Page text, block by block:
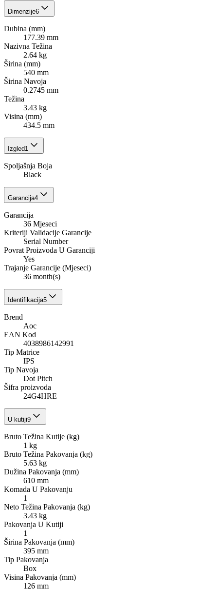
Dimenzije6
Dubina (mm)
177.39 mm
Nazivna Težina
2.64 kg
Širina (mm)
540 mm
Širina Navoja
0.2745 mm
Težina
3.43 kg
Visina (mm)
434.5 mm
Izgled1
Spoljašnja Boja
Black
Garancija4
Garancija
36 Mjeseci
Kriteriji Validacije Garancije
Serial Number
Povrat Proizvoda U Garanciji
Yes
Trajanje Garancije (Mjeseci)
36 month(s)
Identifikacija5
Brend
Aoc
EAN Kod
4038986142991
Tip Matrice
IPS
Tip Navoja
Dot Pitch
Šifra proizvoda
24G4HRE
U kutiji9
Bruto Težina Kutije (kg)
1 kg
Bruto Težina Pakovanja (kg)
5.63 kg
Dužina Pakovanja (mm)
610 mm
Komada U Pakovanju
1
Neto Težina Pakovanja (kg)
3.43 kg
Pakovanja U Kutiji
1
Širina Pakovanja (mm)
395 mm
Tip Pakovanja
Box
Visina Pakovanja (mm)
126 mm